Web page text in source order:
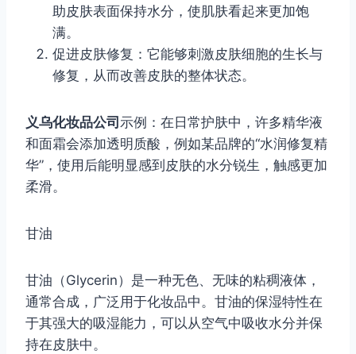
助皮肤表面保持水分，使肌肤看起来更加饱
满。
促进皮肤修复：它能够刺激皮肤细胞的生长与
修复，从而改善皮肤的整体状态。
义乌化妆品公司 示例：在日常护肤中，许多精华液
和面霜会添加透明质酸，例如某品牌的“水润修复精
华”，使用后能明显感到皮肤的水分锐生，触感更加
柔滑。
甘油
甘油（Glycerin）是一种无色、无味的粘稠液体，
通常合成，广泛用于化妆品中。甘油的保湿特性在
于其强大的吸湿能力，可以从空气中吸收水分并保
持在皮肤中。